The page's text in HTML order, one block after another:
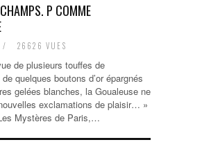
P COMME
/ 26626 VUES
plusieurs touffes de
quelques boutons d’or épargnés
gelées blanches, la Goualeuse ne
exclamations de plaisir… »
Mystères de Paris,…